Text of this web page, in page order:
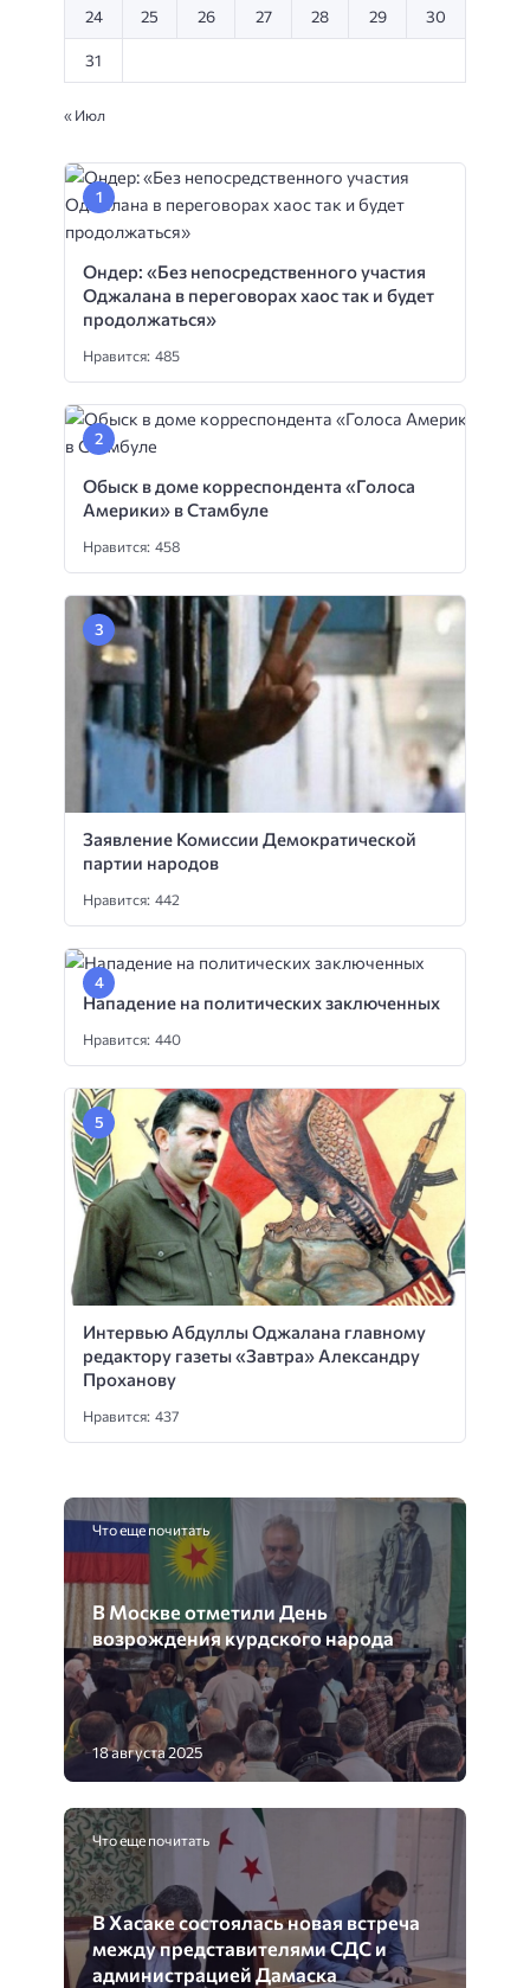
24 25 26 27 28 29 30
31
« Июл
Ондер: «Без непосредственного участия
Оджалана в переговорах хаос так и будет
продолжаться»
Нравится: 485
Обыск в доме корреспондента «Голоса
Америки» в Стамбуле
Нравится: 458
Заявление Комиссии Демократической
партии народов
Нравится: 442
Нападение на политических заключенных
Нравится: 440
Интервью Абдуллы Оджалана главному
редактору газеты «Завтра» Александру
Проханову
Нравится: 437
Что еще почитать
В Москве отметили День
возрождения курдского народа
18 августа 2025
Что еще почитать
В Хасаке состоялась новая встреча
между представителями СДС и
администрацией Дамаска